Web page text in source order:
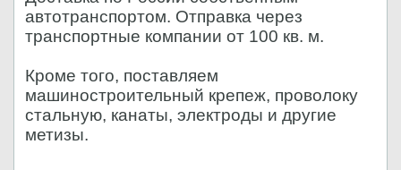
автотранспортом. Отправка через
транспортные компании от 100 кв. м.
Кроме того, поставляем
машиностроительный крепеж, проволоку
стальную, канаты, электроды и другие
метизы.